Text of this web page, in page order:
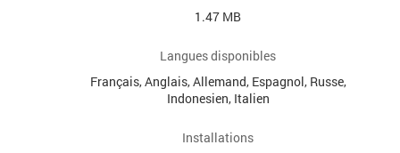
1.47 MB
Langues disponibles
Français, Anglais, Allemand, Espagnol, Russe,
Indonesien, Italien
Installations